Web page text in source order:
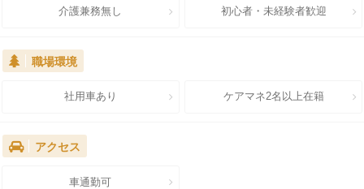
介護兼務無し 初心者・未経験者歓迎
職場環境
社用車あり ケアマネ2名以上在籍
アクセス
車通勤可